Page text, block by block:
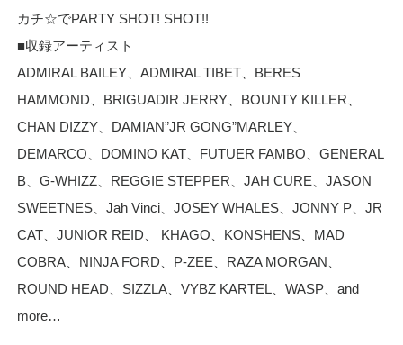
カチ☆でPARTY SHOT! SHOT!!
■収録アーティスト
ADMIRAL BAILEY、ADMIRAL TIBET、BERES
HAMMOND、BRIGUADIR JERRY、BOUNTY KILLER、
CHAN DIZZY、DAMIAN”JR GONG”MARLEY、
DEMARCO、DOMINO KAT、FUTUER FAMBO、GENERAL
B、G-WHIZZ、REGGIE STEPPER、JAH CURE、JASON
SWEETNES、Jah Vinci、JOSEY WHALES、JONNY P、JR
CAT、JUNIOR REID、 KHAGO、KONSHENS、MAD
COBRA、NINJA FORD、P-ZEE、RAZA MORGAN、
ROUND HEAD、SIZZLA、VYBZ KARTEL、WASP、and
more…